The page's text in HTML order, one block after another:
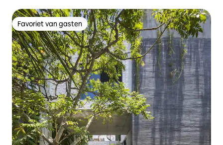
Favoriet van gasten
Favoriet van gasten